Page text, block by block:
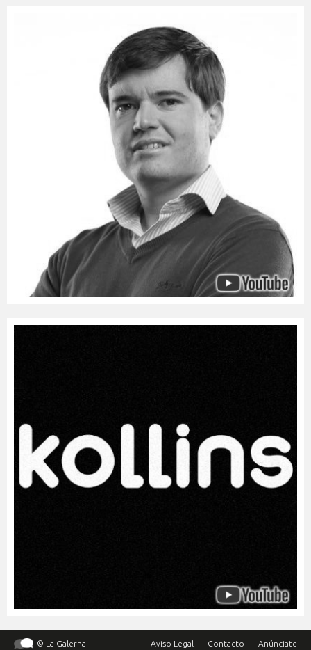
© La Galerna Aviso Legal Contacto Anúnciate